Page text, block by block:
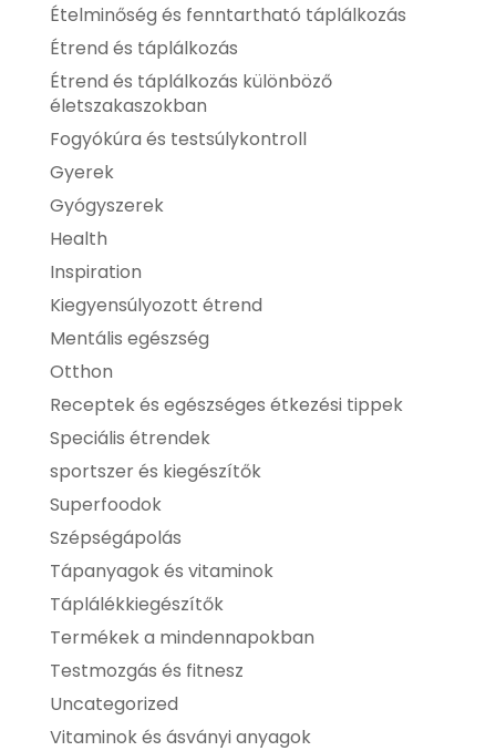
Ételminőség és fenntartható táplálkozás
Étrend és táplálkozás
Étrend és táplálkozás különböző
életszakaszokban
Fogyókúra és testsúlykontroll
Gyerek
Gyógyszerek
Health
Inspiration
Kiegyensúlyozott étrend
Mentális egészség
Otthon
Receptek és egészséges étkezési tippek
Speciális étrendek
sportszer és kiegészítők
Superfoodok
Szépségápolás
Tápanyagok és vitaminok
Táplálékkiegészítők
Termékek a mindennapokban
Testmozgás és fitnesz
Uncategorized
Vitaminok és ásványi anyagok